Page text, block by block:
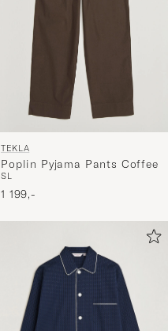
TEKLA
Poplin Pyjama Pants Coffee
SL
1 199,-